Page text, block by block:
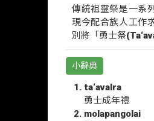
傳統祖靈祭是一系
現今配合族人工作
別將「勇士祭
小辭典
ta‘avalra
勇士成年禮
molapangolai